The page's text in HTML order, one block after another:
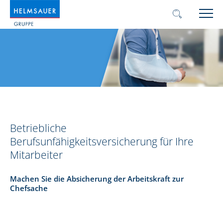
Betriebliche
Berufsunfähigkeitsversicherung für Ihre
Mitarbeiter
Machen Sie die Absicherung der Arbeitskraft zur
Chefsache